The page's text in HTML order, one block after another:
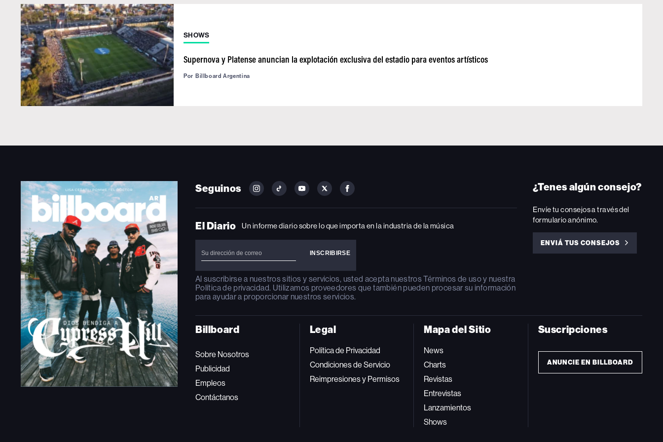
SHOWS
Supernova y Platense anuncian la explotación exclusiva del estadio para eventos artísticos
Por Billboard Argentina
Seguinos
FOLLOW
ON
FOLLOW
ON
FOLLOW
ON
FOLLOW
ON
FOLLOW
ON
El Diario Un informe diario sobre lo que importa en la industria de la música
Al suscribirse a nuestros sitios y servicios, usted acepta nuestrosTérminos de usoy nuestra
Política de privacidad. Utilizamos proveedores que también pueden procesar su información
para ayudar a proporcionar nuestros servicios.
¿Tenes algún consejo?
Envíe tu consejos a través del
formulario anónimo.
ENVIÁ TUS CONSEJOS
ENVIÁ
Billboard
Sobre Nosotros
Publicidad
Empleos
Contáctanos
Legal
Política de Privacidad
Condiciones de Servicio
Reimpresiones y Permisos
Mapa del Sitio
News
Charts
Revistas
Entrevistas
Lanzamientos
Shows
Suscripciones
ANUNCIE EN BILLBOARD